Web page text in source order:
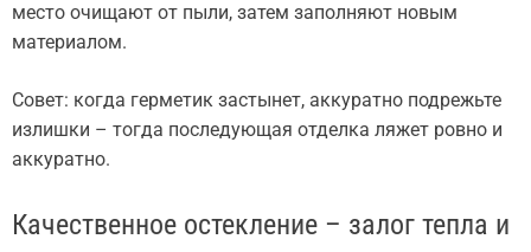
место очищают от пыли, затем заполняют новым
материалом.
Совет: когда герметик застынет, аккуратно подрежьте
излишки – тогда последующая отделка ляжет ровно и
аккуратно.
Качественное остекление – залог тепла и